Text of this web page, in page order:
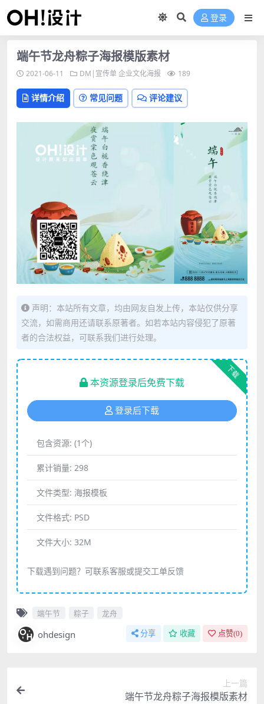
登录
端午节龙舟粽子海报模版素材
2021-06-11 DM|宣传单 企业文化海报 189
详情介绍 常见问题 评论建议
声明：本站所有文章，均由网友自发上传，本站仅供分享
交流，如需商用还请联系原著者。如若本站内容侵犯了原著
者的合法权益，可联系我们进行处理。
下载
本资源登录后免费下载
登录后下载
包含资源: (1个)
累计销量: 298
文件类型: 海报模板
文件格式: PSD
文件大小: 32M
下载遇到问题？可联系客服或提交工单反馈
端午节 粽子 龙舟
ohdesign 分享 收藏 点赞(0)
上一篇
端午节龙舟粽子海报模版素材